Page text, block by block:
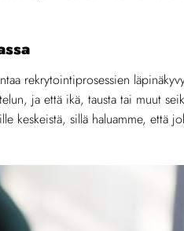
rekrytointiprosessien
ja että ikä, tausta tai muut
keskeistä, sillä haluamme, että